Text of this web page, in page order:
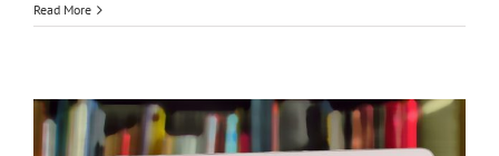
Aprèn
teu
canal
de
Read More